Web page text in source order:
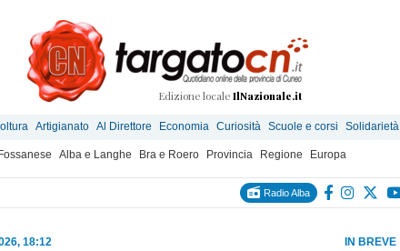
Edizione locale IlNazionale.it
Artigianato Al Direttore Economia Curiosità Scuole e corsi Solidarietà
Fossanese Alba e Langhe Bra e Roero Provincia Regione Europa
Radio Alba
IN BREVE
18:12